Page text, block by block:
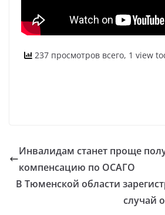
237 просмотров всего, 1 view
Инвалидам станет проще
компенсацию по ОСАГО
В Тюменской области
случай